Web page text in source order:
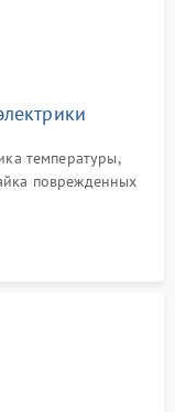
температуры,
поврежденных
и контактов.